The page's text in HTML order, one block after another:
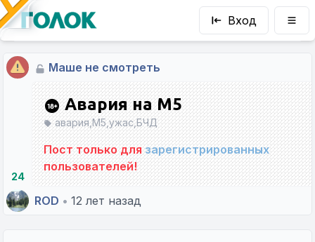
Вход
Маше не смотреть
24
Авария на М5
авария,М5,ужас,БЧД
Пост только длязарегистрированных
пользователей!
ROD • 12 лет назад